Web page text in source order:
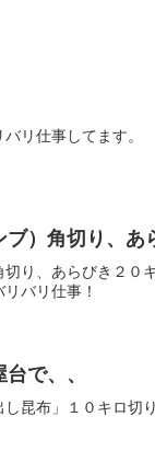
リ仕事してます。
）角切り、あ
り、あらびき２０
バリ仕事！
で、、
昆布」１０キロ切り